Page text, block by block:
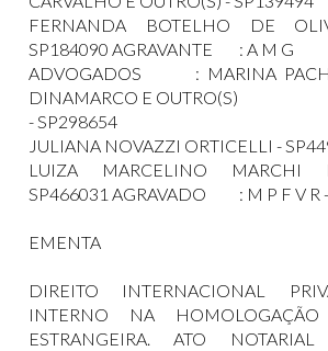
FERNANDA BOTELHO DE
SP184090 AGRAVANTE : A M G
ADVOGADOS : MARINA
DINAMARCO E OUTRO(S)
- SP298654
JULIANA NOVAZZI ORTICELLI -
LUIZA MARCELINO MARCHI
SP466031 AGRAVADO : M P F V R
EMENTA
DIREITO INTERNACIONAL
INTERNO NA
ESTRANGEIRA. ATO NOTARIAL